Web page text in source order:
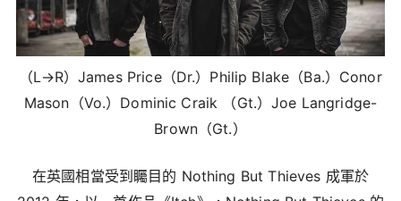
（L→R）James Price（Dr.）Philip Blake（Ba.）Conor
Mason（Vo.）Dominic Craik （Gt.）Joe Langridge-
Brown（Gt.）
在英國相當受到矚目的 Nothing But Thieves 成軍於